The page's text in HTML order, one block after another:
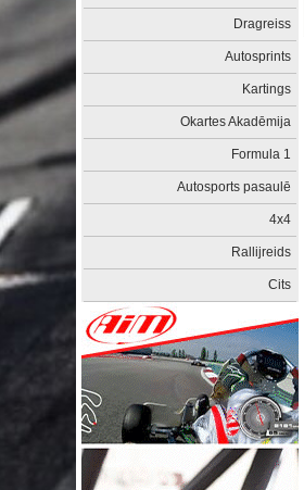
Dragreiss
Autosprints
Kartings
Okartes Akadēmija
Formula 1
Autosports pasaulē
4x4
Rallijreids
Cits